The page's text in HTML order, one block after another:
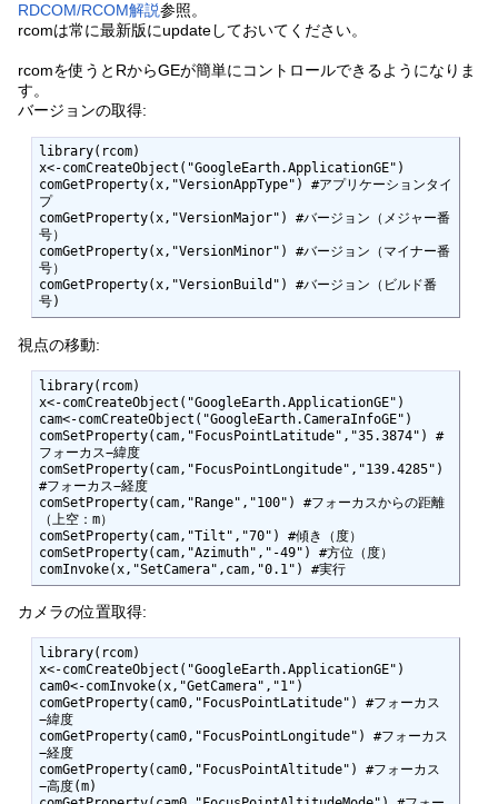
RDCOM/RCOM解説参照。
rcomは常に最新版にupdateしておいてください。
rcomを使うとRからGEが簡単にコントロールできるようになりま
す。
バージョンの取得:
library(rcom)
x<-comCreateObject("GoogleEarth.ApplicationGE")
comGetProperty(x,"VersionAppType") #アプリケーションタイ
プ
comGetProperty(x,"VersionMajor") #バージョン（メジャー番
号）
comGetProperty(x,"VersionMinor") #バージョン（マイナー番
号）
comGetProperty(x,"VersionBuild") #バージョン（ビルド番
号)
視点の移動:
library(rcom)
x<-comCreateObject("GoogleEarth.ApplicationGE")
cam<-comCreateObject("GoogleEarth.CameraInfoGE")
comSetProperty(cam,"FocusPointLatitude","35.3874") #
フォーカス−緯度
comSetProperty(cam,"FocusPointLongitude","139.4285")
#フォーカス−経度
comSetProperty(cam,"Range","100") #フォーカスからの距離
（上空：m）
comSetProperty(cam,"Tilt","70") #傾き（度）
comSetProperty(cam,"Azimuth","-49") #方位（度）
comInvoke(x,"SetCamera",cam,"0.1") #実行
カメラの位置取得:
library(rcom)
x<-comCreateObject("GoogleEarth.ApplicationGE")
cam0<-comInvoke(x,"GetCamera","1")
comGetProperty(cam0,"FocusPointLatitude") #フォーカス
−緯度
comGetProperty(cam0,"FocusPointLongitude") #フォーカス
−経度
comGetProperty(cam0,"FocusPointAltitude") #フォーカス
−高度(m)